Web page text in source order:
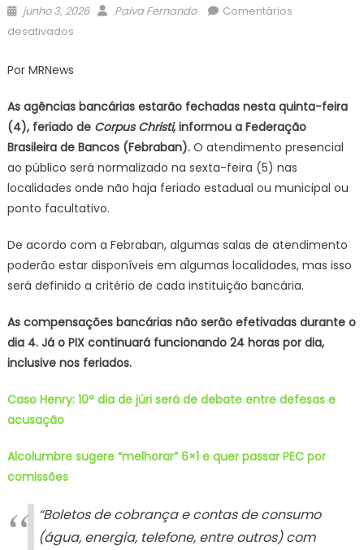
Posted
on
junho 3, 2026 Author
Paiva Fernando
Comentários
desativadosem
não
atendimento
presencial
no
feriado
Christi
Por MRNews
As agências bancárias estarão fechadas nesta quinta-feira
(4), feriado de Corpus Christi, informou a Federação
Brasileira de Bancos (Febraban).O atendimento presencial
ao público será normalizado na sexta-feira (5) nas
localidades onde não haja feriado estadual ou municipal ou
ponto facultativo.
De acordo com a Febraban, algumas salas de atendimento
poderão estar disponíveis em algumas localidades, mas isso
será definido a critério de cada instituição bancária.
As compensações bancárias não serão efetivadas durante o
dia 4. Já o PIX continuará funcionando 24 horas por dia,
inclusive nos feriados.
Caso Henry: 10° dia de júri será de debate entre defesas e
acusação
Alcolumbre sugere “melhorar” 6×1 e quer passar PEC por
comissões
“Boletos de cobrança e contas de consumo
(água, energia, telefone, entre outros) com